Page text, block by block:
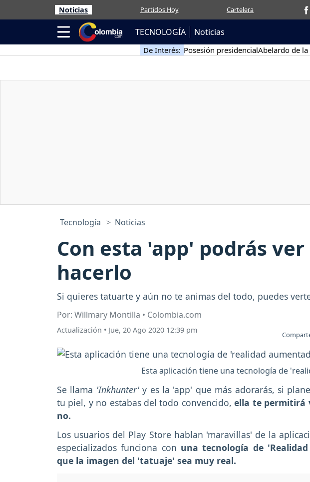
Noticias Partidos Hoy Cartelera
TECNOLOGÍA Noticias
De Interés: Posesión presidencialAbelardo de la
Tecnología Noticias
Con esta 'app' podrás
hacerlo
Si quieres tatuarte y aún no te animas del todo, puedes
Por: Willmary Montilla • Colombia.com
Actualización • Jue, 20 Ago 2020 12:39 pm
Esta aplicación tiene una tecnología de
Se llama 'Inkhunter'y es la 'app' que más adorarás, si
tu piel, y no estabas del todo convencido,ella te permitirá
no.
Los usuarios del Play Store hablan 'maravillas' de la
especializados funciona con una tecnología de
que la imagen del 'tatuaje' sea muy real.